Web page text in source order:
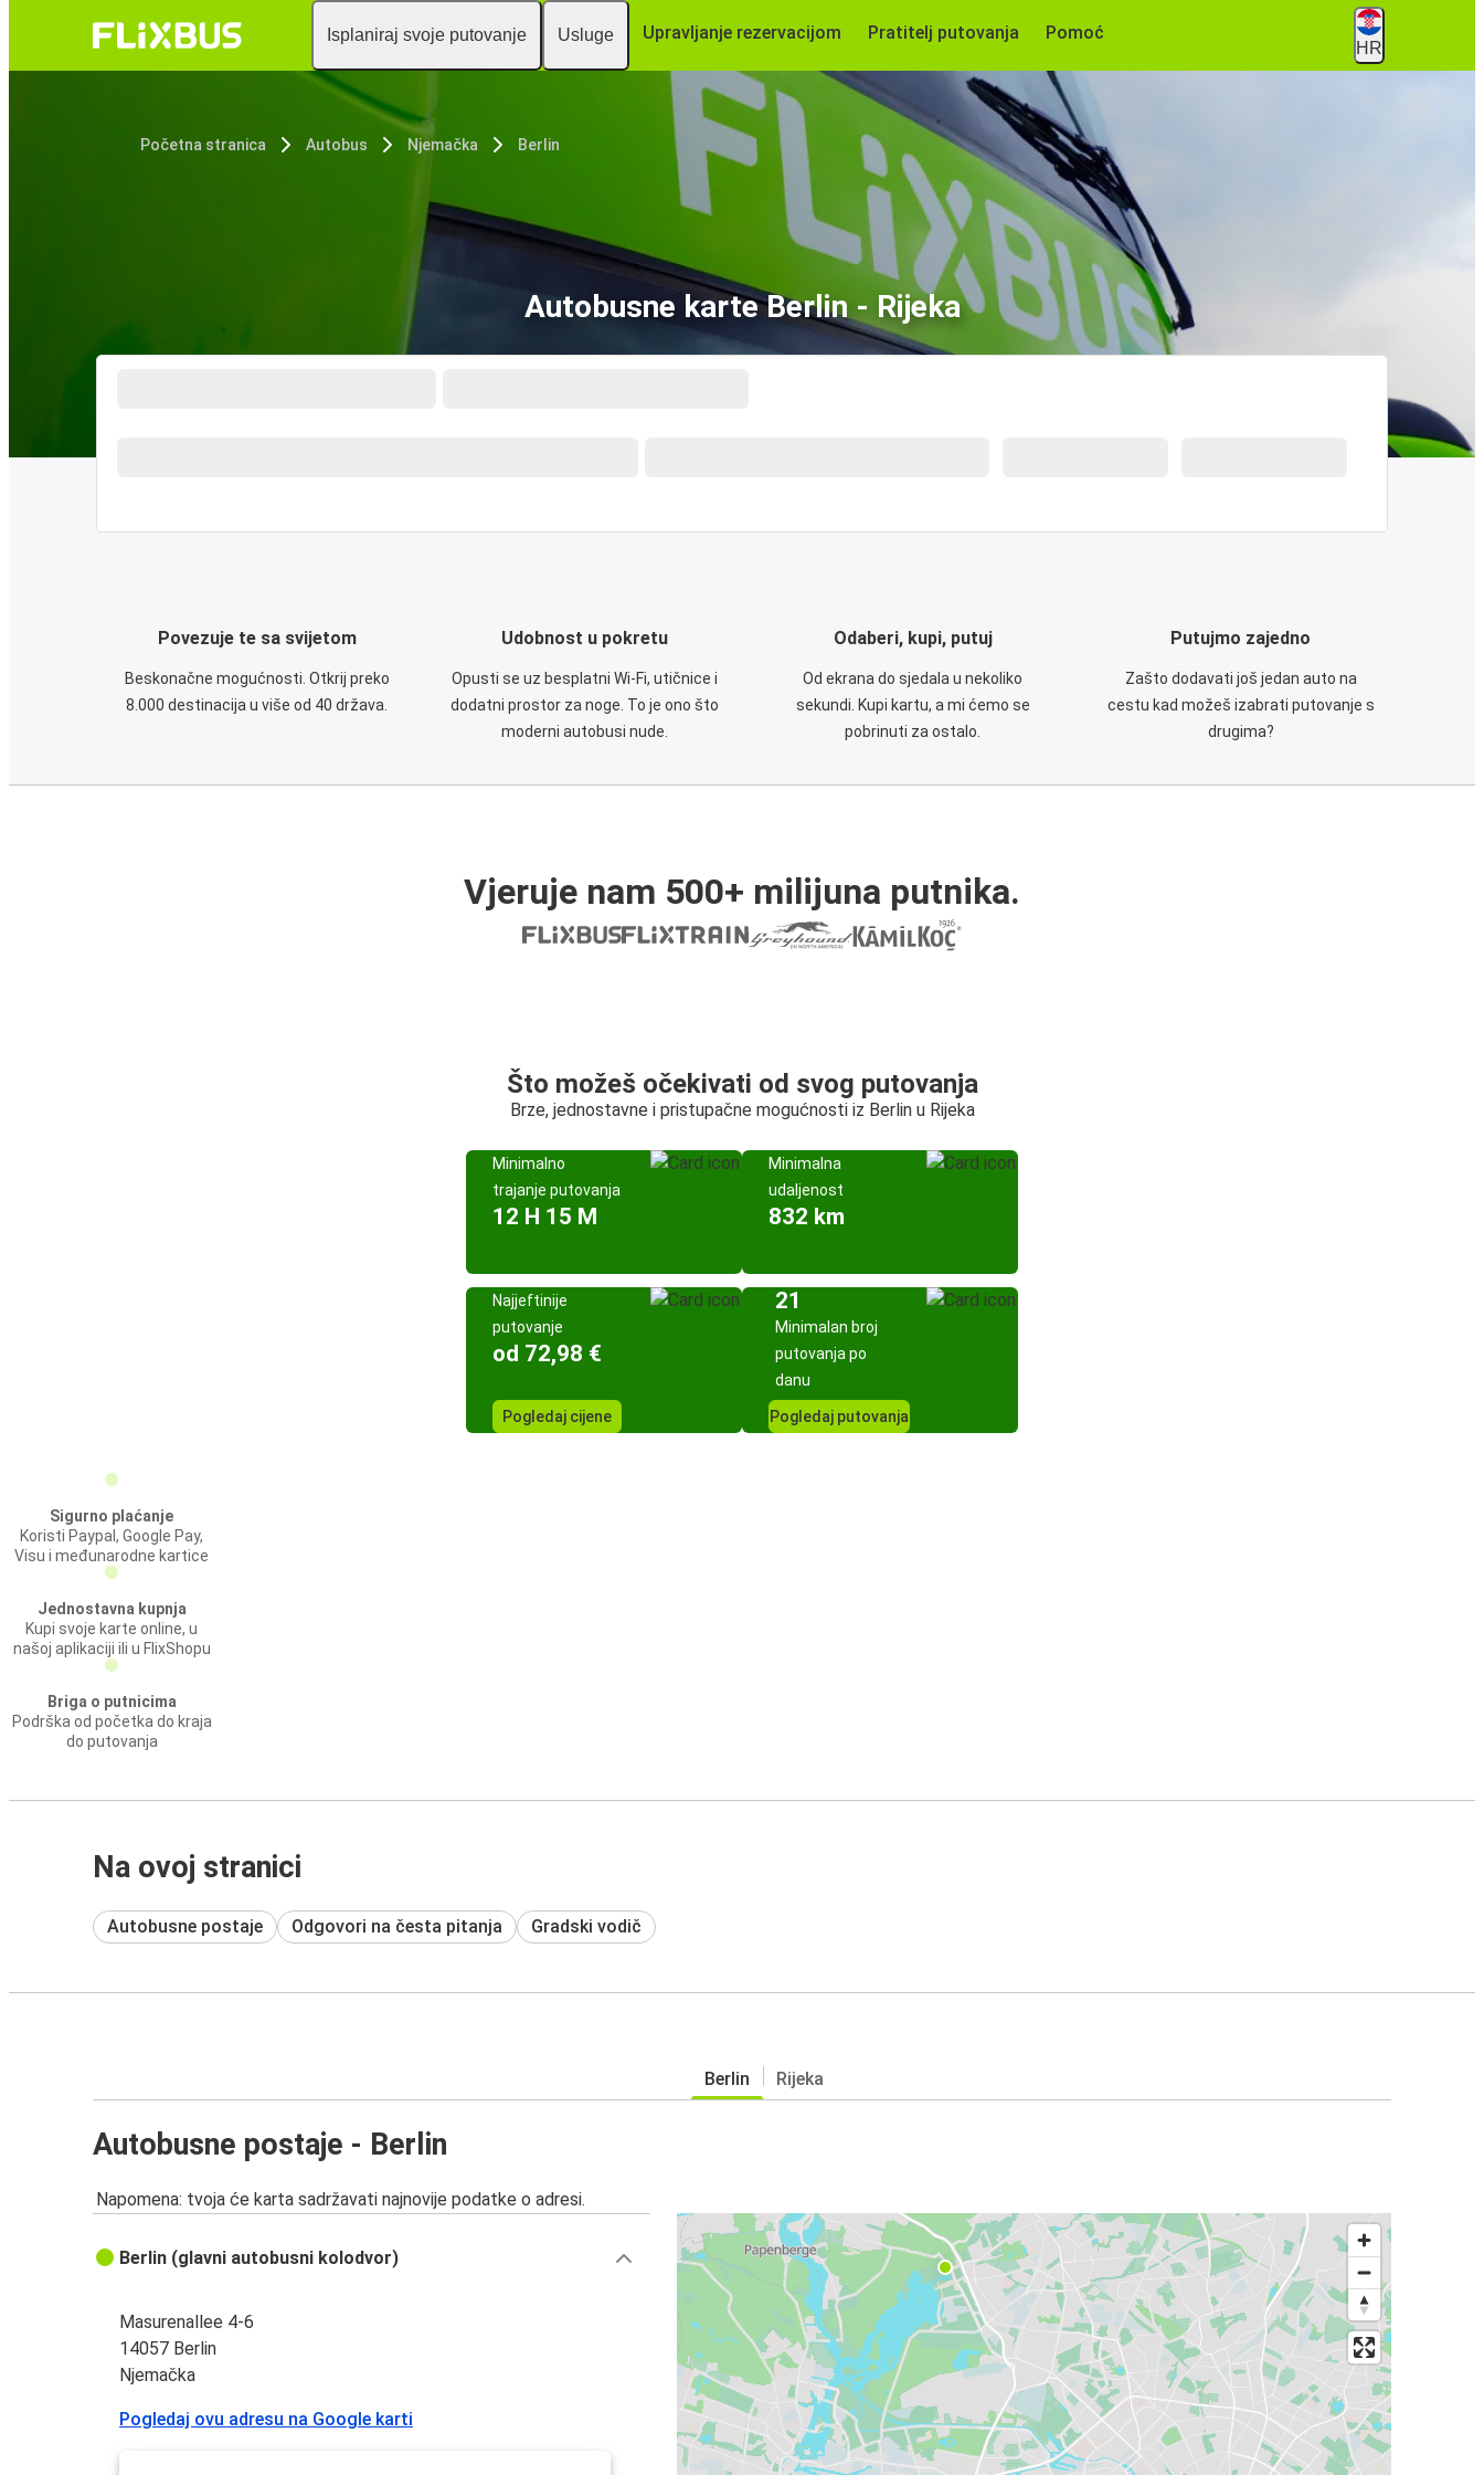
Isplaniraj svoje putovanje Usluge Upravljanje rezervacijom Pratitelj putovanja Pomoć
HR
Početna stranica Autobus Njemačka Berlin
Autobusne karte Berlin - Rijeka
Povezuje te sa svijetom
Beskonačne mogućnosti. Otkrij preko
8.000 destinacija u više od 40 država.
Udobnost u pokretu
Opusti se uz besplatni Wi-Fi, utičnice i
dodatni prostor za noge. To je ono što
moderni autobusi nude.
Odaberi, kupi, putuj
Od ekrana do sjedala u nekoliko
sekundi. Kupi kartu, a mi ćemo se
pobrinuti za ostalo.
Putujmo zajedno
Zašto dodavati još jedan auto na
cestu kad možeš izabrati putovanje s
drugima?
Vjeruje nam 500+ milijuna putnika.
Što možeš očekivati od svog putovanja
Brze, jednostavne i pristupačne mogućnosti iz Berlin u Rijeka
Minimalno
trajanje putovanja
12 H 15 M
Minimalna
udaljenost
832 km
Najjeftinije
putovanje
od 72,98 €
Pogledaj cijene
21
Minimalan broj
putovanja po
danu
Pogledaj putovanja
Sigurno plaćanje
Koristi Paypal, Google Pay,
Visu i međunarodne kartice
Jednostavna kupnja
Kupi svoje karte online, u
našoj aplikaciji ili u FlixShopu
Briga o putnicima
Podrška od početka do kraja
do putovanja
Na ovoj stranici
Autobusne postaje Odgovori na česta pitanja Gradski vodič
Berlin Rijeka
Autobusne postaje - Berlin
Napomena: tvoja će karta sadržavati najnovije podatke o adresi.
Berlin (glavni autobusni kolodvor)
Masurenallee 4-6
14057 Berlin
Njemačka
Pogledaj ovu adresu na Google karti